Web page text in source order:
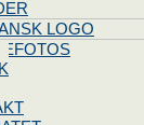
LOGO